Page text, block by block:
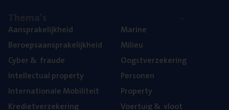
Aan­spra­ke­lijk­heid
Beroeps­aan­spra­ke­lijk­heid
Cyber& fraude
Intel­lec­tu­al property
Inter­na­ti­o­na­le Mobiliteit
Kre­diet­ver­ze­ke­ring
Mari­ne
Mili­eu
Oogst­ver­ze­ke­ring
Per­so­nen
Pro­per­ty
Voer­tuig& vloot